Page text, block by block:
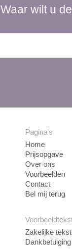
Waar wilt u
Pagina's
Home
Prijsopgave
Over ons
Voorbeelden
Contact
Bel mij terug
Zakelijke
Dankbetuiging